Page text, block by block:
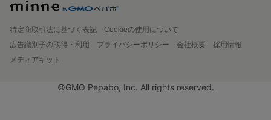
特定商取引法に基づく表記
Cookieの使用について
広告識別子の取得・利用
プライバシーポリシー 会社概要
採用情報
メディアキット
©GMO Pepabo, Inc. All rights reserved.